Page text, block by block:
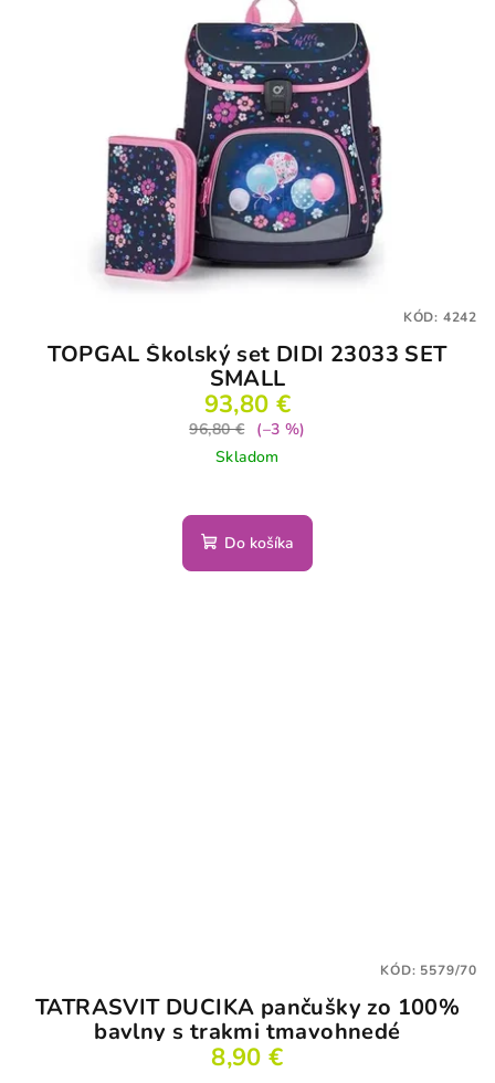
TOPGAL Školský set DIDI 23033 SET
SMALL
93,80 €
96,80 €
(–3 %)
Skladom
Do košíka
KÓD: 4242
TATRASVIT DUCIKA pančušky zo 100%
bavlny s trakmi tmavohnedé
8,90 €
KÓD: 5579/70